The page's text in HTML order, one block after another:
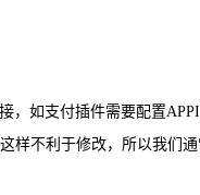
，如支付插件需要配置
样不利于修改，所以我们